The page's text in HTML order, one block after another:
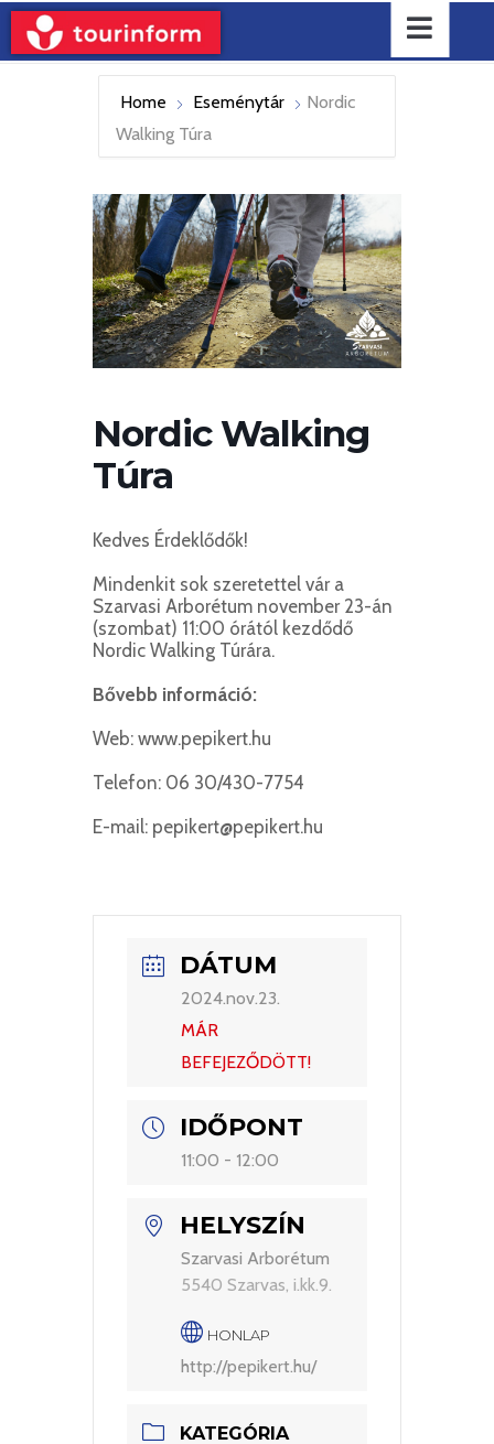
Home Eseménytár
Nordic
Walking Túra
Nordic Walking
Túra
Kedves Érdeklődők!
Mindenkit sok szeretettel vár a
Szarvasi Arborétum november 23-án
(szombat) 11:00 órától kezdődő
Nordic Walking Túrára.
Bővebb információ:
Web: www.pepikert.hu
Telefon: 06 30/430-7754
E-mail: pepikert@pepikert.hu
DÁTUM
2024.nov.23.
MÁR
BEFEJEZŐDÖTT!
IDŐPONT
11:00 - 12:00
HELYSZÍN
Szarvasi Arborétum
5540 Szarvas, i.kk.9.
HONLAP
http://pepikert.hu/
KATEGÓRIA